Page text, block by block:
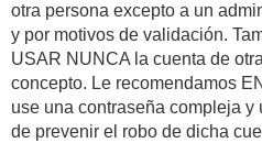
otra persona excepto a un
y por motivos de validación.
USAR NUNCA la cuenta de
concepto. Le recomendamos
use una contraseña compleja y
de prevenir el robo de dicha